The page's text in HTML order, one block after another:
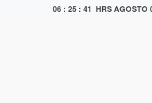
06 : 25 : 42 HRS AGOSTO